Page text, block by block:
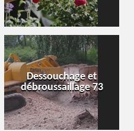
Dessouchage et
débroussaillage 73